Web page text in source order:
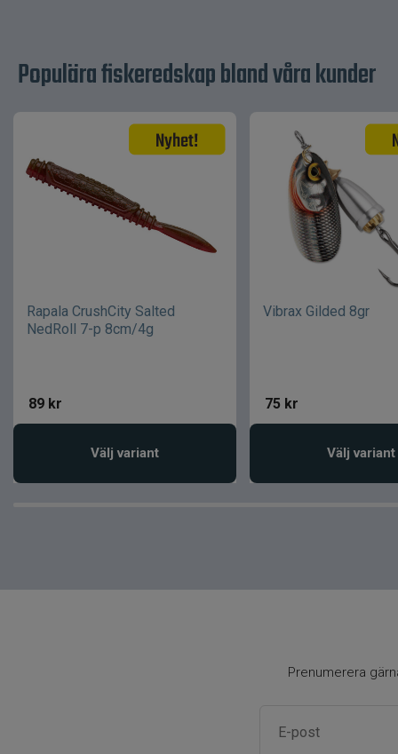
Populära fiskeredskap bland våra kunder
Rapala CrushCity Salted
NedRoll 7-p 8cm/4g
89 kr
Välj variant
Vibrax Gilded 8gr
75 kr
Välj variant
Prenumerera